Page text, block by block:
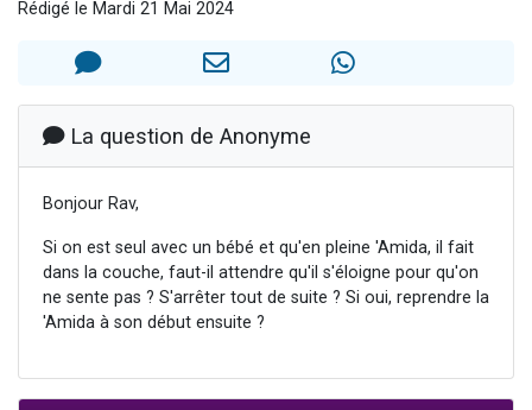
Il reste 49 places pour étudier en groupe sur Zoom
Eva vient de donner son Maasser
3 personnes viennent de faire un don pour Événements Torah-Box
Rédigé le Mardi 21 Mai 2024
La question de Anonyme
Bonjour Rav,
Si on est seul avec un bébé et qu'en pleine 'Amida, il fait
dans la couche, faut-il attendre qu'il s'éloigne pour qu'on
ne sente pas ? S'arrêter tout de suite ? Si oui, reprendre la
'Amida à son début ensuite ?